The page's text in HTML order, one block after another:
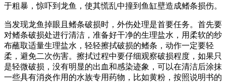
于粗暴，惊吓到龙鱼，使其慌乱中撞到鱼缸壁造成鳍条损伤。
当发现龙鱼掉眼且鳍条破损时，外伤处理是首要任务。首先要
对鳍条破损处进行清洁，准备好干净的生理盐水，用柔软的纱
布蘸取适量生理盐水，轻轻擦拭破损的鳍条，动作一定要轻
柔，避免二次伤害。擦拭过程中要仔细观察破损程度，如果只
是轻微破损，没有明显的出血和感染迹象，可以在清洁后涂抹
一些具有消炎作用的水族专用药物，比如黄粉，按照说明书的